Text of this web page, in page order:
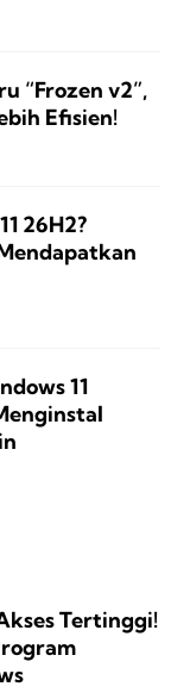
“Frozen v2”,
Efisien!
26H2?
11
Tertinggi!